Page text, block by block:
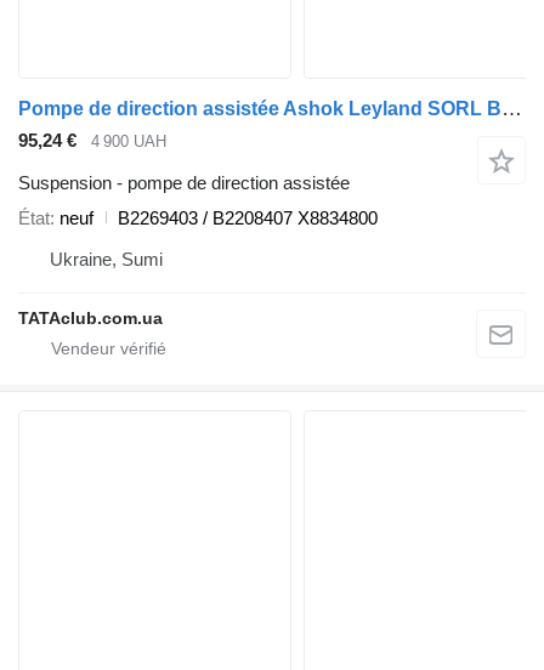
Pompe de direction assistée Ashok Leyland SORL B2269403 pour bus Ashok Leyland
95,24 € 4 900 UAH
Suspension - pompe de direction assistée
État neuf
B2269403 / B2208407 X8834800
Ukraine, Sumi
TATAclub.com.ua